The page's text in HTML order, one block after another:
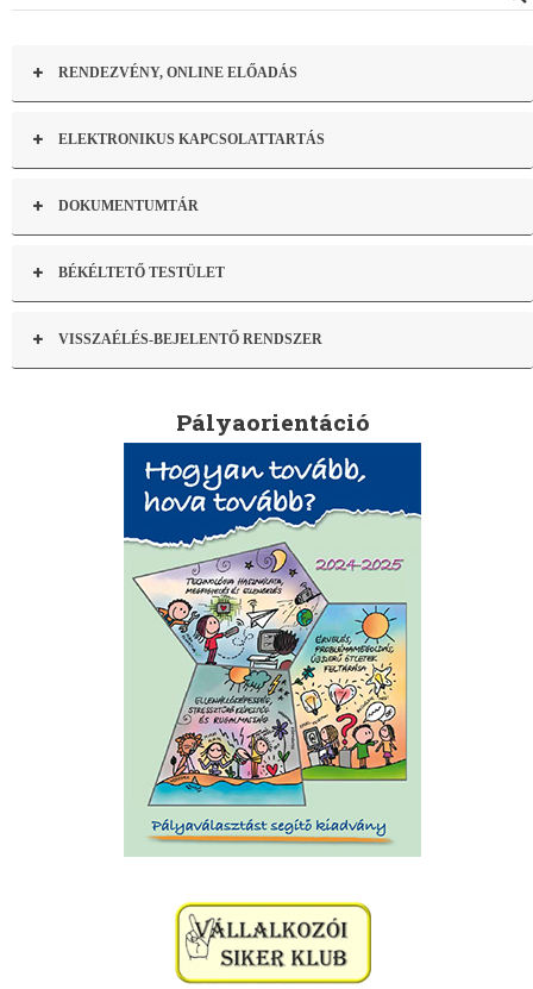
RENDEZVÉNY, ONLINE ELŐADÁS
ELEKTRONIKUS KAPCSOLATTARTÁS
DOKUMENTUMTÁR
BÉKÉLTETŐ TESTÜLET
VISSZAÉLÉS-BEJELENTŐ RENDSZER
Pályaorientáció